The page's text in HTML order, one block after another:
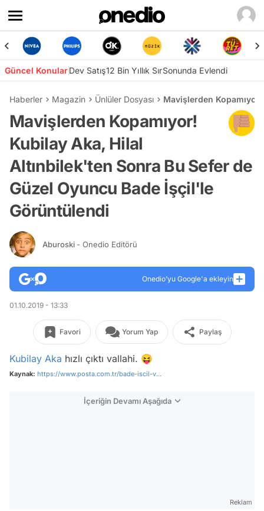
Güncel KonularDev Satış12 Bin Yıllık SırSonunda Evlendi
Haberler Magazin Ünlüler Dosyası Mavişlerden
Mavişlerden Kopamıyor!
Kubilay Aka, Hilal
Altınbilek'ten Sonra Bu Sefer de
Güzel Oyuncu Bade İşçil'le
Görüntülendi
Aburoski - Onedio Editörü
Onedio’yu Google'a ekleyin
01.10.2019 - 13:33
Favori Yorum Yap Paylaş
Kubilay Aka hızlı çıktı vallahi. 😝
Kaynak: https://www.posta.com.tr/bade-iscil-v...
İçeriğin Devamı Aşağıda
Reklam